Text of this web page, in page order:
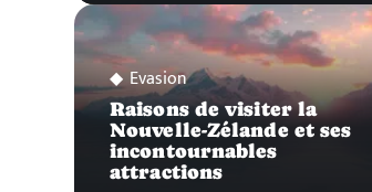
Evasion
Raisons de visiter la
Nouvelle-Zélande et ses
incontournables
attractions